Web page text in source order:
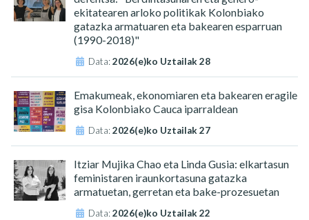
ekitatearen arloko politikak Kolonbiako
gatazka armatuaren eta bakearen esparruan
(1990-2018)"
Data:2026(e)ko Uztailak 28
Emakumeak, ekonomiaren eta bakearen eragile
gisa Kolonbiako Cauca iparraldean
Data:2026(e)ko Uztailak 27
Itziar Mujika Chao eta Linda Gusia: elkartasun
feministaren iraunkortasuna gatazka
armatuetan, gerretan eta bake-prozesuetan
Data:2026(e)ko Uztailak 22